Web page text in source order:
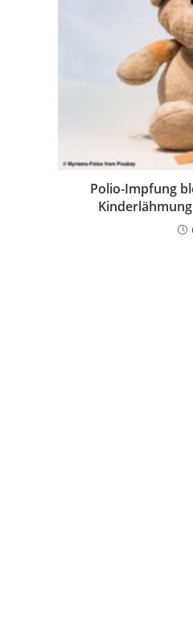
Polio-Impfung